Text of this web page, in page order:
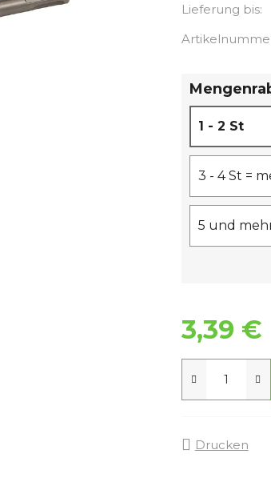
Lieferung bis:
1 - 2 St
3 - 4 St =
5 und
3,39 €
Drucken